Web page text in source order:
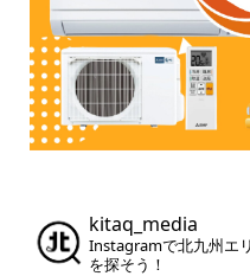
kitaq_media
Instagramで北九州エ
を探そう！